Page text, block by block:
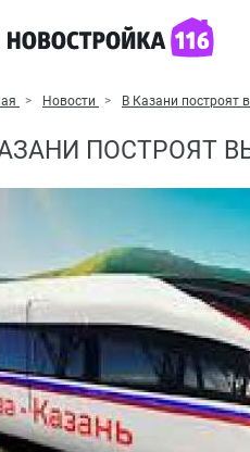
Новости В Казани построят
ПОСТРОЯТ